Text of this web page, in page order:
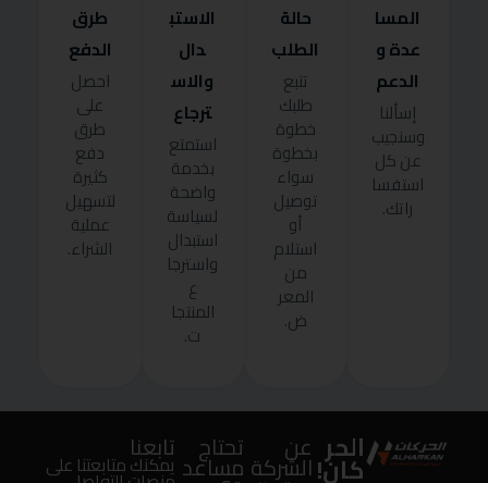
المسا
عدة و
الدعم
إسألنا
وسنجيب
عن كل
استفسا
راتك.
حالة
الطلب
تتبع
طلبك
خطوة
بخطوة
سواء
توصيل
أو
استلام
من
المعر
ض.
الاستب
دال
والاس
ترجاع
استمتع
بخدمة
واضحة
لسياسة
استبدال
واسترجا
ع
المنتجا
ت.
طرق
الدفع
احصل
على
طرق
دفع
كثيرة
لتسهيل
عملية
الشراء.
الحر
كان!
عن
الشركة
تحتاج
مساعد
تابعنا
يمكنك متابعتنا على